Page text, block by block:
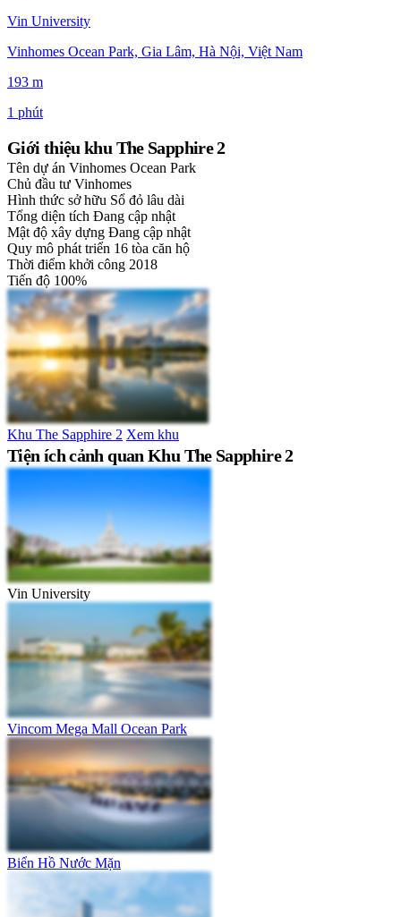
Vin University
Vinhomes Ocean Park, Gia Lâm, Hà Nội, Việt Nam
193 m
1 phút
Giới thiệu khu The Sapphire 2
Tên dự án Vinhomes Ocean Park
Chủ đầu tư Vinhomes
Hình thức sở hữu Sổ đỏ lâu dài
Tổng diện tích Đang cập nhật
Mật độ xây dựng Đang cập nhật
Quy mô phát triển 16 tòa căn hộ
Thời điểm khởi công 2018
Tiến độ 100%
Khu The Sapphire 2 Xem khu
Tiện ích cảnh quan Khu The Sapphire 2
Vin University
Vincom Mega Mall Ocean Park
Biển Hồ Nước Mặn